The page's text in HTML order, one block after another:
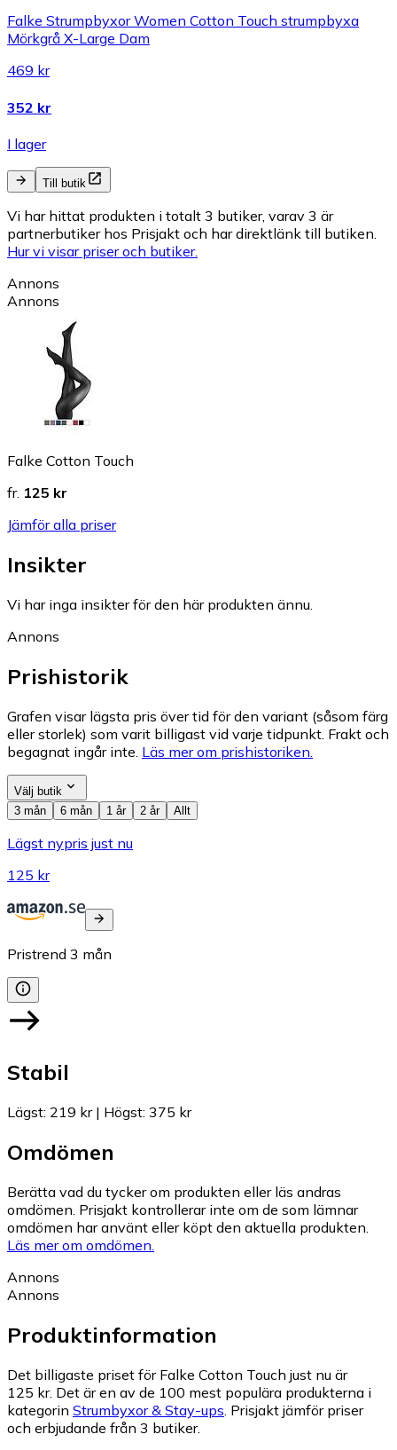
Falke Strumpbyxor Women Cotton Touch strumpbyxa
Mörkgrå X-Large Dam
469 kr
352 kr
I lager
Till butik
Vi har hittat produkten i totalt 3 butiker, varav 3 är
partnerbutiker hos Prisjakt och har direktlänk till butiken.
Hur vi visar priser och butiker.
Annons
Annons
Falke Cotton Touch
fr. 125 kr
Jämför alla priser
Insikter
Vi har inga insikter för den här produkten ännu.
Annons
Prishistorik
Grafen visar lägsta pris över tid för den variant (såsom färg
eller storlek) som varit billigast vid varje tidpunkt. Frakt och
begagnat ingår inte. Läs mer om prishistoriken.
Välj butik
3 mån
6 mån 1 år 2 år Allt
Lägst nypris just nu
125 kr
Pristrend 3 mån
Stabil
Lägst: 219 kr| Högst: 375 kr
Omdömen
Berätta vad du tycker om produkten eller läs andras
omdömen. Prisjakt kontrollerar inte om de som lämnar
omdömen har använt eller köpt den aktuella produkten.
Läs mer om omdömen.
Annons
Annons
Produktinformation
Det billigaste priset för Falke Cotton Touch just nu är
125 kr. Det är en av de 100 mest populära produkterna i
kategorin Strumbyxor & Stay-ups. Prisjakt jämför priser
och erbjudande från 3 butiker.